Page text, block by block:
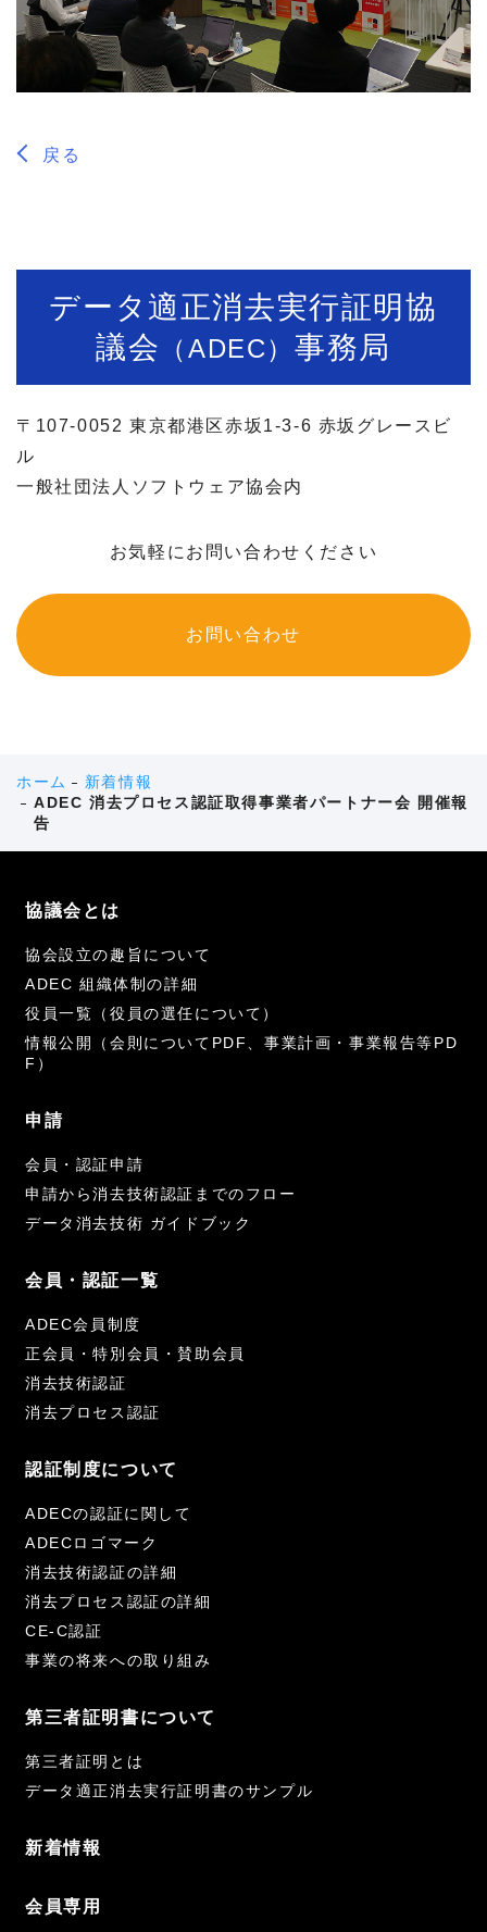
戻る
データ適正消去実行証明協
議会 （ADEC） 事務局
〒107-0052 東京都港区赤坂1-3-6 赤坂グレースビ
ル
一般社団法人ソフトウェア協会内
お気軽にお問い合わせください
お問い合わせ
ホーム
新着情報
ADEC 消去プロセス認証取得事業者パートナー会 開催報
告
協議会とは
協会設立の趣旨について
ADEC 組織体制の詳細
役員一覧（役員の選任について）
情報公開（会則についてPDF、事業計画・事業報告等PD
F）
申請
会員・認証申請
申請から消去技術認証までのフロー
データ消去技術 ガイドブック
会員・認証一覧
ADEC会員制度
正会員・特別会員・賛助会員
消去技術認証
消去プロセス認証
認証制度について
ADECの認証に関して
ADECロゴマーク
消去技術認証の詳細
消去プロセス認証の詳細
CE-C認証
事業の将来への取り組み
第三者証明書について
第三者証明とは
データ適正消去実行証明書のサンプル
新着情報
会員専用